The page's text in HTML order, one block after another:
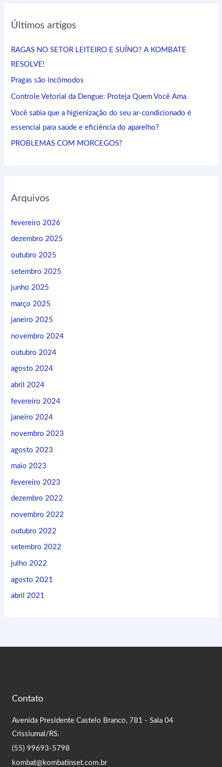
u
r
p
o
r
:
Últimos artigos
RAGAS NO SETOR LEITEIRO E SUÍNO? A KOMBATE
RESOLVE!
Pragas são incômodos
Controle Vetorial da Dengue: Proteja Quem Você Ama
Você sabia que a higienização do seu ar-condicionado é
essencial para saúde e eficiência do aparelho?
PROBLEMAS COM MORCEGOS?
Arquivos
fevereiro 2026
dezembro 2025
outubro 2025
setembro 2025
junho 2025
março 2025
janeiro 2025
novembro 2024
outubro 2024
agosto 2024
abril 2024
fevereiro 2024
janeiro 2024
novembro 2023
agosto 2023
maio 2023
fevereiro 2023
dezembro 2022
novembro 2022
outubro 2022
setembro 2022
julho 2022
agosto 2021
abril 2021
Contato
Avenida Presidente Castelo Branco, 781 - Sala 04
Crissiumal/RS.
(55) 99693-5798
kombat@kombatinset.com.br